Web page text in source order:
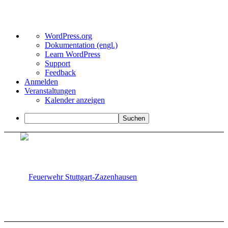
Über
WordPress
WordPress.org
Dokumentation (engl.)
Learn WordPress
Support
Feedback
Anmelden
Veranstaltungen
Kalender anzeigen
Suchen